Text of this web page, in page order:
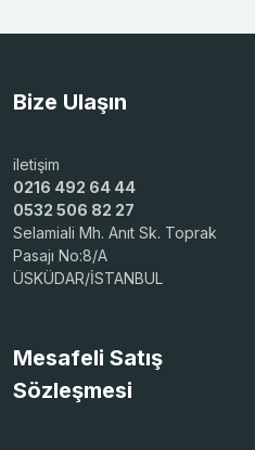
Bize Ulaşın
iletişim
0216 492 64 44
0532 506 82 27
Selamiali Mh. Anıt Sk. Toprak
Pasajı No:8/A
ÜSKÜDAR/İSTANBUL
Mesafeli Satış
Sözleşmesi